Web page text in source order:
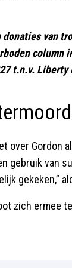
van
column
t.n.v. Liberty
Gordon
gebruik van
gekeken,”
zich ermee